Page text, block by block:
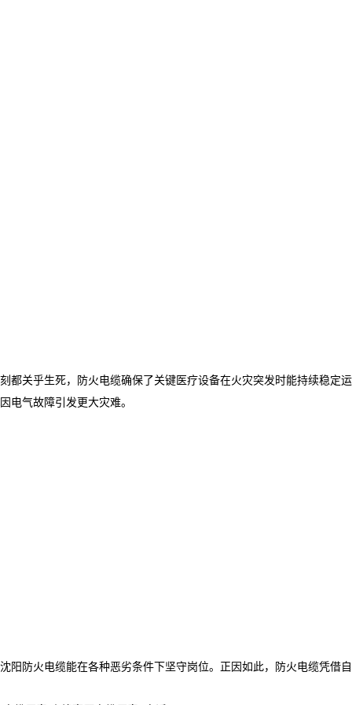
都关乎生死，防火电缆确保了关键医疗设备在火灾突发时能持续稳定运
气故障引发更大灾难。
防火电缆能在各种恶劣条件下坚守岗位。正因如此， 防火电缆凭借自